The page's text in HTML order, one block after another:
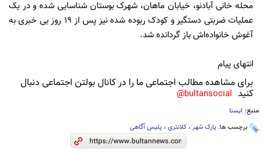
محله خانی آبادنو، خیابان ماهان، شهرک بوستان شناسایی شده و در یک
عملیات ضربتی دستگیر و کودک ربوده شده نیز پس از ۱۹ روز بی خبری به
آغوش خانواده‌اش باز گردانده شد.
انتهای پیام
برای مشاهده مطالب اجتماعی ما را در کانال بولتن اجتماعی دنبال
کنید bultansocial@
منبع: ایسنا
برچسب ها: پارک شهر ، کلانتری ، پلیس آگاهی